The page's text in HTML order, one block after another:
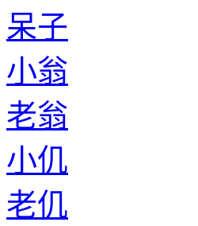
呆子
小翁
老翁
小仉
老仉